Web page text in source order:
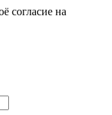
согласие на